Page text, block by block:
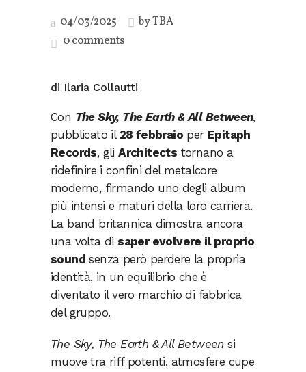
04/03/2025 byTBA
0 comments
di Ilaria Collautti
Con The Sky, The Earth & All Between,
pubblicato il28 febbraio per Epitaph
Records, gliArchitects tornano a
ridefinire i confini del metalcore
moderno, firmando uno degli album
più intensi e maturi della loro carriera.
La band britannica dimostra ancora
una volta di saper evolvere il proprio
sound senza però perdere la propria
identità, in un equilibrio che è
diventato il vero marchio di fabbrica
del gruppo.
The Sky, The Earth & All Betweensi
muove tra riff potenti, atmosfere cupe